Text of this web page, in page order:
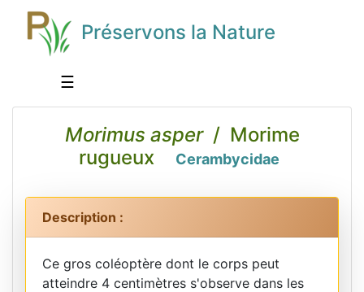
Préservons la Nature
☰
Morimus asper/ Morime
rugueux
Cerambycidae
Description :
Ce gros coléoptère dont le corps peut
atteindre 4 centimètres s'observe dans les